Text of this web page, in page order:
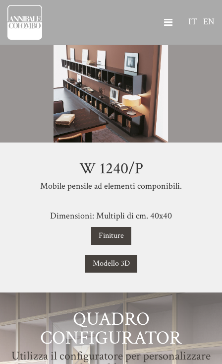
IT EN
W 1240/P
Mobile pensile ad elementi componibili.
Dimensioni: Multipli di cm. 40x40
Finiture
Modello 3D
QUADRO
CONFIGURATOR
Utilizza il configuratore per personalizzare